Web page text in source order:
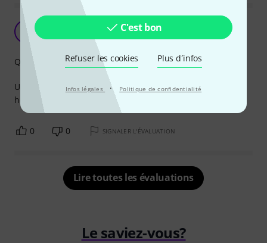
C'est bon
Refuser les cookies Plus d´infos
Infos légales · Politique de confidentialité
benoit Teazit 01.06.2022
Utilisation avec cable hdmi fibré de 100m d'un coté et un
hdmi de 1m de l'autre bout, fonctionne parfaitement.
Qualité de fabrication
0 0 SIGNALER L'ÉVALUATION
Lire toutes les évaluations
Le saviez-vous?